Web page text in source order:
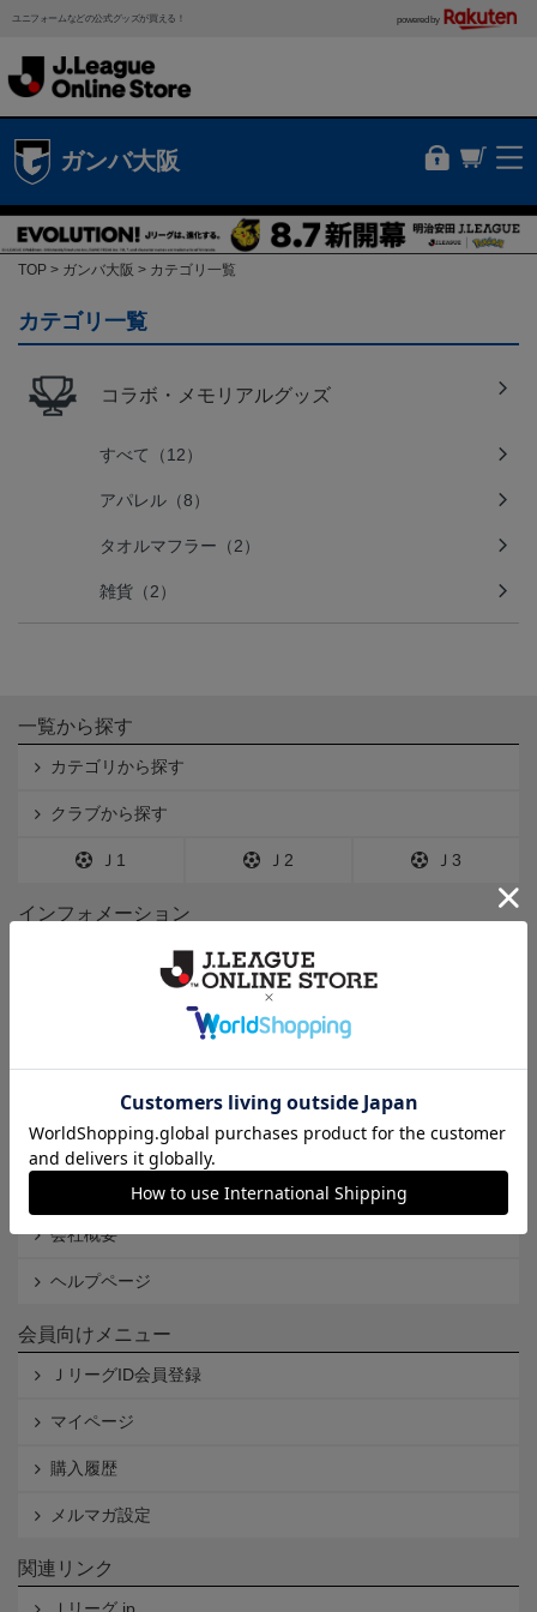
ユニフォームなどの公式グッズが買える！ powered by
ガンバ大阪
TOP ガンバ大阪 カテゴリ一覧
カテゴリ一覧
コラボ・メモリアルグッズ
すべて（12）
アパレル（8）
タオルマフラー（2）
雑貨（2）
一覧から探す
カテゴリから探す
クラブから探す
Ｊ1 Ｊ2 Ｊ3
インフォメーション
Ｊリーグオンラインストアとは
Cookieポリシー
特定商取引法に基づく表記
古物営業法に基づく表記
会社概要
ヘルプページ
会員向けメニュー
ＪリーグID会員登録
マイページ
購入履歴
メルマガ設定
関連リンク